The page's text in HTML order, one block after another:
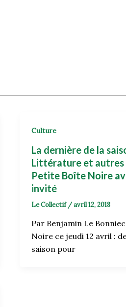
Culture
La dernière de la
Littérature et autres
Petite Boîte Noire
invité
Le Collectif /avril 12, 2018
Par Benjamin Le
Noire ce jeudi 12 avril :
saison pour